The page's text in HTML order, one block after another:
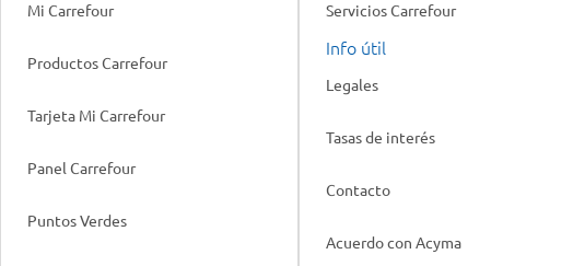
Mi Carrefour
Productos Carrefour
Tarjeta Mi Carrefour
Panel Carrefour
Puntos Verdes
Servicios Carrefour
Info útil
Legales
Tasas de interés
Contacto
Acuerdo con Acyma